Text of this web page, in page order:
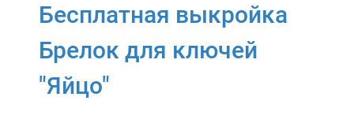
Бесплатная выкройка
Брелок для ключей
"Яйцо"